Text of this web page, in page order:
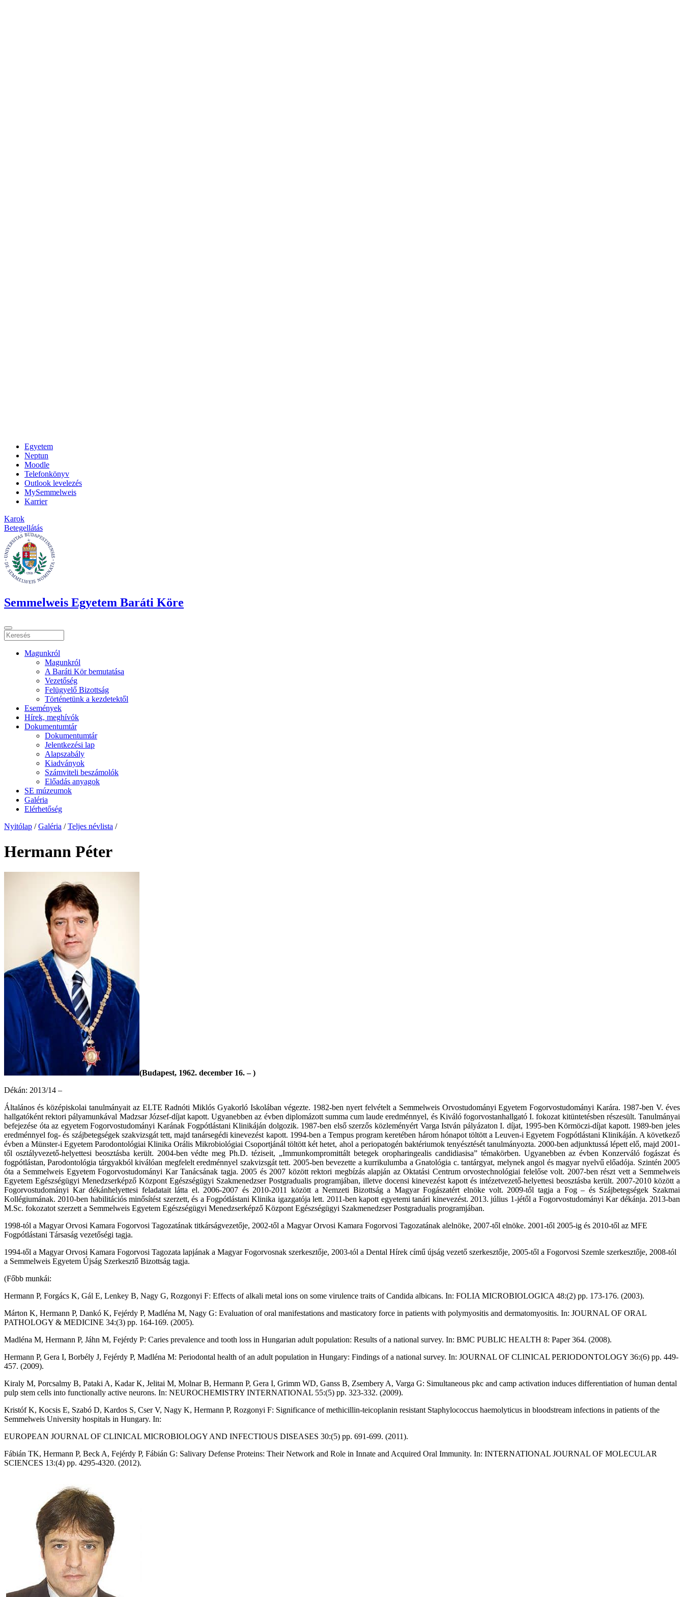
Egyetem
Neptun
Moodle
Telefonkönyv
Outlook levelezés
MySemmelweis
Karrier
Karok
Betegellátás
Semmelweis Egyetem Baráti Köre
Magunkról
Magunkról
A Baráti Kör bemutatása
Vezetőség
Felügyelő Bizottság
Történetünk a kezdetektől
Események
Hírek, meghívók
Dokumentumtár
Dokumentumtár
Jelentkezési lap
Alapszabály
Kiadványok
Számviteli beszámolók
Előadás anyagok
SE múzeumok
Galéria
Elérhetőség
Nyitólap / Galéria / Teljes névlista /
Hermann Péter
(Budapest, 1962. december 16. – )
Dékán: 2013/14 –
Általános és középiskolai tanulmányait az ELTE Radnóti Miklós Gyakorló Iskolában végezte. 1982-ben nyert felvételt a Semmelweis Orvostudományi Egyetem Fogorvostudományi Karára. 1987-ben V. éves
hallgatóként rektori pályamunkával Madzsar József-díjat kapott. Ugyanebben az évben diplomázott summa cum laude eredménnyel, és Kiváló fogorvostanhallgató I. fokozat kitüntetésben részesült. Tanulmányai
befejezése óta az egyetem Fogorvostudományi Karának Fogpótlástani Klinikáján dolgozik. 1987-ben első szerzős közleményért Varga István pályázaton I. díjat, 1995-ben Körmöczi-díjat kapott. 1989-ben jeles
eredménnyel fog- és szájbetegségek szakvizsgát tett, majd tanársegédi kinevezést kapott. 1994-ben a Tempus program keretében három hónapot töltött a Leuven-i Egyetem Fogpótlástani Klinikáján. A következő
évben a Münster-i Egyetem Parodontológiai Klinika Orális Mikrobiológiai Csoportjánál töltött két hetet, ahol a periopatogén baktériumok tenyésztését tanulmányozta. 2000-ben adjunktussá lépett elő, majd 2001-
től osztályvezető-helyettesi beosztásba került. 2004-ben védte meg Ph.D. téziseit, „Immunkompromittált betegek oropharingealis candidiasisa” témakörben. Ugyanebben az évben Konzerváló fogászat és
fogpótlástan, Parodontológia tárgyakból kiválóan megfelelt eredménnyel szakvizsgát tett. 2005-ben bevezette a kurrikulumba a Gnatológia c. tantárgyat, melynek angol és magyar nyelvű előadója. Szintén 2005
óta a Semmelweis Egyetem Fogorvostudományi Kar Tanácsának tagja. 2005 és 2007 között rektori megbízás alapján az Oktatási Centrum orvostechnológiai felelőse volt. 2007-ben részt vett a Semmelweis
Egyetem Egészségügyi Menedzserképző Központ Egészségügyi Szakmenedzser Postgradualis programjában, illetve docensi kinevezést kapott és intézetvezető-helyettesi beosztásba került. 2007-2010 között a
Fogorvostudományi Kar dékánhelyettesi feladatait látta el. 2006-2007 és 2010-2011 között a Nemzeti Bizottság a Magyar Fogászatért elnöke volt. 2009-től tagja a Fog – és Szájbetegségek Szakmai
Kollégiumának. 2010-ben habilitációs minősítést szerzett, és a Fogpótlástani Klinika igazgatója lett. 2011-ben kapott egyetemi tanári kinevezést. 2013. július 1-jétől a Fogorvostudományi Kar dékánja. 2013-ban
M.Sc. fokozatot szerzett a Semmelweis Egyetem Egészségügyi Menedzserképző Központ Egészségügyi Szakmenedzser Postgradualis programjában.
1998-tól a Magyar Orvosi Kamara Fogorvosi Tagozatának titkárságvezetője, 2002-től a Magyar Orvosi Kamara Fogorvosi Tagozatának alelnöke, 2007-től elnöke. 2001-től 2005-ig és 2010-től az MFE
Fogpótlástani Társaság vezetőségi tagja.
1994-től a Magyar Orvosi Kamara Fogorvosi Tagozata lapjának a Magyar Fogorvosnak szerkesztője, 2003-tól a Dental Hírek című újság vezető szerkesztője, 2005-től a Fogorvosi Szemle szerkesztője, 2008-tól
a Semmelweis Egyetem Újság Szerkesztő Bizottság tagja.
(Főbb munkái:
Hermann P, Forgács K, Gál E, Lenkey B, Nagy G, Rozgonyi F: Effects of alkali metal ions on some virulence traits of Candida albicans. In: FOLIA MICROBIOLOGICA 48:(2) pp. 173-176. (2003).
Márton K, Hermann P, Dankó K, Fejérdy P, Madléna M, Nagy G: Evaluation of oral manifestations and masticatory force in patients with polymyositis and dermatomyositis. In: JOURNAL OF ORAL
PATHOLOGY & MEDICINE 34:(3) pp. 164-169. (2005).
Madléna M, Hermann P, Jáhn M, Fejérdy P: Caries prevalence and tooth loss in Hungarian adult population: Results of a national survey. In: BMC PUBLIC HEALTH 8: Paper 364. (2008).
Hermann P, Gera I, Borbély J, Fejérdy P, Madléna M: Periodontal health of an adult population in Hungary: Findings of a national survey. In: JOURNAL OF CLINICAL PERIODONTOLOGY 36:(6) pp. 449-
457. (2009).
Kiraly M, Porcsalmy B, Pataki A, Kadar K, Jelitai M, Molnar B, Hermann P, Gera I, Grimm WD, Ganss B, Zsembery A, Varga G: Simultaneous pkc and camp activation induces differentiation of human dental
pulp stem cells into functionally active neurons. In: NEUROCHEMISTRY INTERNATIONAL 55:(5) pp. 323-332. (2009).
Kristóf K, Kocsis E, Szabó D, Kardos S, Cser V, Nagy K, Hermann P, Rozgonyi F: Significance of methicillin-teicoplanin resistant Staphylococcus haemolyticus in bloodstream infections in patients of the
Semmelweis University hospitals in Hungary. In:
EUROPEAN JOURNAL OF CLINICAL MICROBIOLOGY AND INFECTIOUS DISEASES 30:(5) pp. 691-699. (2011).
Fábián TK, Hermann P, Beck A, Fejérdy P, Fábián G: Salivary Defense Proteins: Their Network and Role in Innate and Acquired Oral Immunity. In: INTERNATIONAL JOURNAL OF MOLECULAR
SCIENCES 13:(4) pp. 4295-4320. (2012).